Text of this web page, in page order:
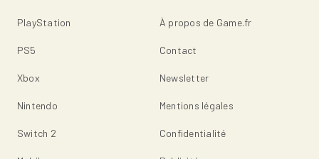
PlayStation
PS5
Xbox
Nintendo
Switch 2
À propos de Game.fr
Contact
Newsletter
Mentions légales
Confidentialité